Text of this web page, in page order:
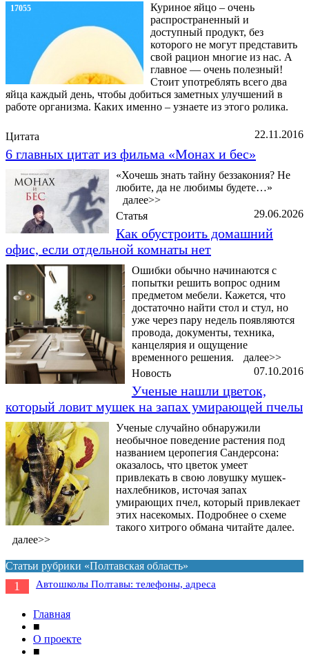
17055
Куриное яйцо – очень
распространенный и
доступный продукт, без
которого не могут представить
свой рацион многие из нас. А
главное — очень полезный!
Стоит употреблять всего два
яйца каждый день, чтобы добиться заметных улучшений в
работе организма. Каких именно – узнаете из этого ролика.
22.11.2016
Цитата
6 главных цитат из фильма «Монах и бес»
«Хочешь знать тайну беззакония? Не
любите, да не любимы будете…»
далее>>
29.06.2026
Статья
Как обустроить домашний
офис, если отдельной комнаты нет
Ошибки обычно начинаются с
попытки решить вопрос одним
предметом мебели. Кажется, что
достаточно найти стол и стул, но
уже через пару недель появляются
провода, документы, техника,
канцелярия и ощущение
временного решения.
далее>>
07.10.2016
Новость
Ученые нашли цветок,
который ловит мушек на запах умирающей пчелы
Ученые случайно обнаружили
необычное поведение растения под
названием церопегия Сандерсона:
оказалось, что цветок умеет
привлекать в свою ловушку мушек-
нахлебников, источая запах
умирающих пчел, который привлекает
этих насекомых. Подробнее о схеме
такого хитрого обмана читайте далее.
далее>>
Статьи рубрики «Полтавская область»
1 Автошколы Полтавы: телефоны, адреса
Главная
■
О проекте
■